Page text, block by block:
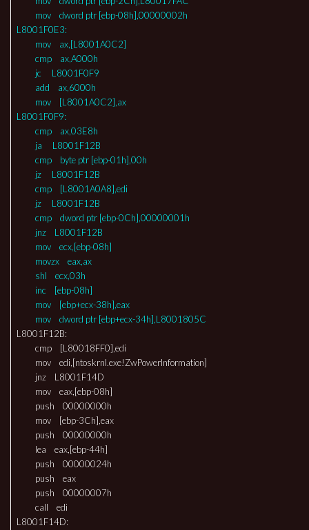
mov dword ptr [ebp-08h],00000002h
L8001F0E3:
mov ax,[L8001A0C2]
cmp ax,A000h
jc L8001F0F9
add ax,6000h
mov [L8001A0C2],ax
L8001F0F9:
cmp ax,03E8h
ja L8001F12B
cmp byte ptr [ebp-01h],00h
jz L8001F12B
cmp [L8001A0A8],edi
jz L8001F12B
cmp dword ptr [ebp-0Ch],00000001h
jnz L8001F12B
mov ecx,[ebp-08h]
movzx eax,ax
shl ecx,03h
inc [ebp-08h]
mov [ebp+ecx-38h],eax
mov dword ptr [ebp+ecx-34h],L8001805C
L8001F12B:
cmp [L80018FF0],edi
mov edi,[ntoskrnl.exe!ZwPowerInformation]
jnz L8001F14D
mov eax,[ebp-08h]
push 00000000h
mov [ebp-3Ch],eax
push 00000000h
lea eax,[ebp-44h]
push 00000024h
push eax
push 00000007h
call edi
L8001F14D: